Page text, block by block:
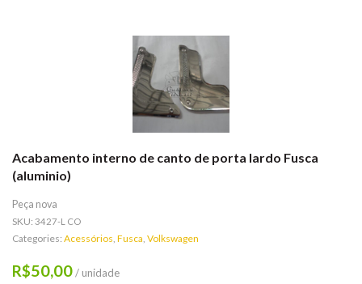
Acabamento interno de canto de porta lardo Fusca
(aluminio)
Peça nova
SKU: 3427-L CO
Categories: Acessórios, Fusca, Volkswagen
R$50,00/ unidade